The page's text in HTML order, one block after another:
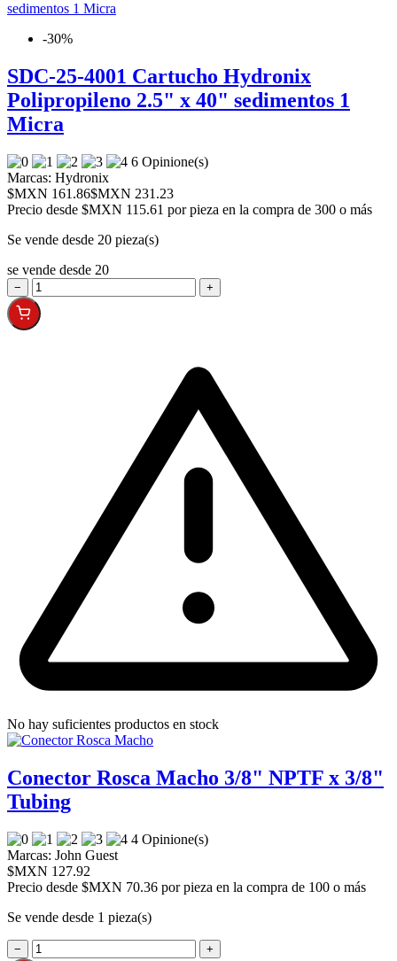
-30%
SDC-25-4001 Cartucho Hydronix
Polipropileno 2.5" x 40" sedimentos 1
Micra
6 Opinione(s)
Marcas: Hydronix
$MXN 161.86$MXN 231.23
Precio desde $MXN 115.61 por pieza en la compra de 300 o más
Se vende desde 20 pieza(s)
se vende desde 20
− +
No hay suficientes productos en stock
Conector Rosca Macho 3/8" NPTF x 3/8"
Tubing
4 Opinione(s)
Marcas: John Guest
$MXN 127.92
Precio desde $MXN 70.36 por pieza en la compra de 100 o más
Se vende desde 1 pieza(s)
− +